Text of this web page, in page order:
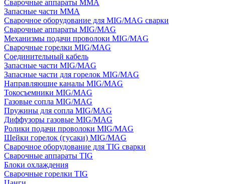
Сварочные аппараты MMA
Запасные части MMA
Сварочное оборудование для MIG/MAG сварки
Сварочные аппараты MIG/MAG
Механизмы подачи проволоки MIG/MAG
Сварочные горелки MIG/MAG
Соединительный кабель
Запасные части MIG/MAG
Запасные части для горелок MIG/MAG
Направляющие каналы MIG/MAG
Токосъемники MIG/MAG
Газовые сопла MIG/MAG
Пружины для сопла MIG/MAG
Диффузоры газовые MIG/MAG
Ролики подачи проволоки MIG/MAG
Шейки горелок (гусаки) MIG/MAG
Сварочное оборудование для TIG сварки
Сварочные аппараты TIG
Блоки охлаждения
Сварочные горелки TIG